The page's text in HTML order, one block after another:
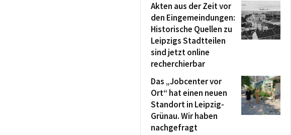
Akten aus der Zeit vor
den Eingemeindungen:
Historische Quellen zu
Leipzigs Stadtteilen
sind jetzt online
recherchierbar
Das „Jobcenter vor
Ort“ hat einen neuen
Standort in Leipzig-
Grünau. Wir haben
nachgefragt